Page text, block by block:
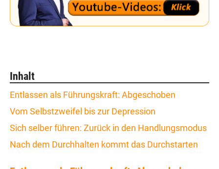
Inhalt
Entlassen als Führungskraft: Abgeschoben
Vom Selbstzweifel bis zur Depression
Sich selber führen: Zurück in den Handlungsmodus
Nach dem Durchhalten kommt das Durchstarten